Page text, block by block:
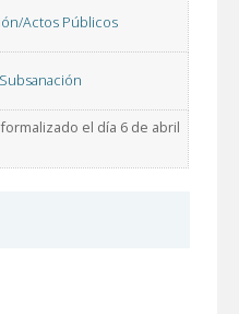
Actos Públicos
el día 6 de abril